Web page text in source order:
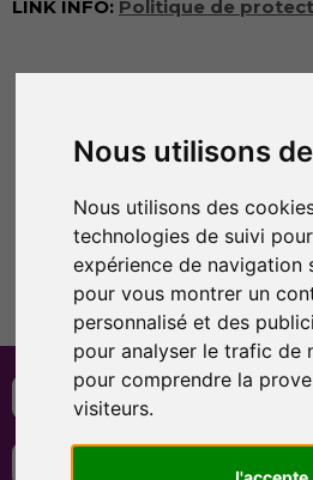
Nous utilisons
Nous utilisons des
technologies de suivi
expérience de navigation
pour vous montrer un
personnalisé et des
pour analyser le trafic de
pour comprendre la
visiteurs.
LINK INFO: Politique de